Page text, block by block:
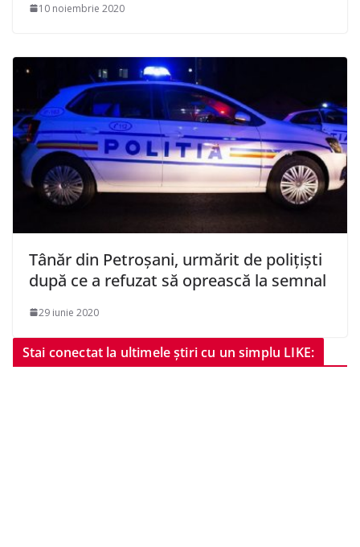
10 noiembrie 2020
Tânăr din Petroșani, urmărit de polițiști
după ce a refuzat să oprească la semnal
29 iunie 2020
Stai conectat la ultimele știri cu un simplu LIKE: